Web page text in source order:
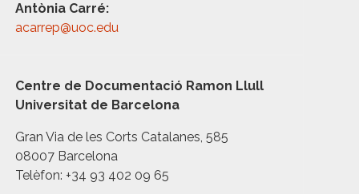
Antònia Carré:
acarrep@uoc.edu
Centre de Documentació Ramon Llull
Universitat de Barcelona
Gran Via de les Corts Catalanes, 585
08007 Barcelona
Telèfon: +34 93 402 09 65